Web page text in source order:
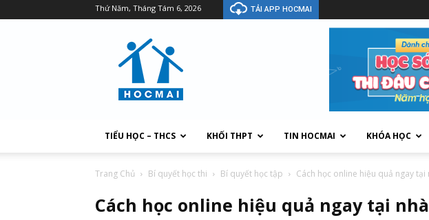
Thứ Năm, Tháng Tám 6, 2026 TẢI APP HOCMAI
TIỂU HỌC – THCS KHỐI THPT TIN HOCMAI KHÓA HỌC
Trang Chủ Bí quyết học thi Bí quyết học tập Cách học online hiệu quả ngay tại
Cách học online hiệu quả ngay tại